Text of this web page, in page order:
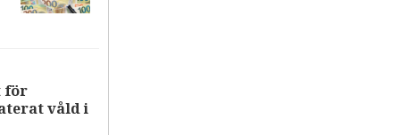
för
våld i